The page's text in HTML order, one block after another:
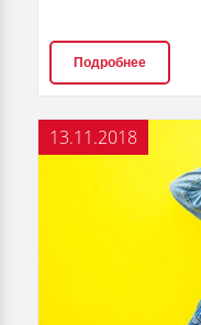
Подробнее
13.11.2018